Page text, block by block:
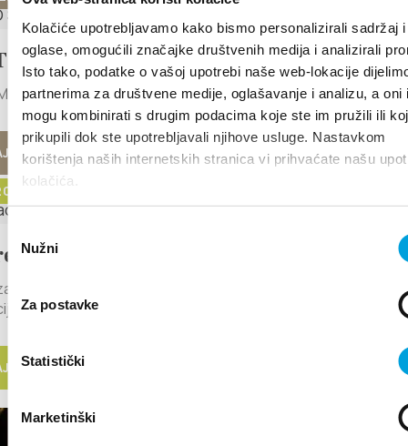
Kolačiće upotrebljavamo kako bismo personalizirali sadržaj i
oglase, omogućili značajke društvenih medija i analizirali
Isto tako, podatke o vašoj upotrebi naše web-lokacije
partnerima za društvene medije, oglašavanje i analizu, a oni
mogu kombinirati s drugim podacima koje ste im pružili ili
prikupili dok ste upotrebljavali njihove usluge. Nastavkom
korištenja naših internetskih stranica vi prihvaćate našu
kolačića.
pristanka
Nužni
Za postavke
Statistički
Marketinški
SAJAM KAŠTELA 2026.
PROIZVODA Kaštel Novi, 28.-30.8.2026.
VIŠE
- 31. kolovoza 2026.
šetnje Kaštelima
grada Kaštela organizira 3 kostimirane
šetnje (storytelling) na...
VIŠE